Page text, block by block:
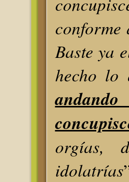
Baste ya
hecho lo
orgías,
idolatrías